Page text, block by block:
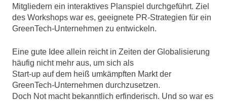
Mitgliedern ein interaktives Planspiel durchgeführt. Ziel
des Workshops war es, geeignete PR-Strategien für ein
GreenTech-Unternehmen zu entwickeln.
Eine gute Idee allein reicht in Zeiten der Globalisierung
häufig nicht mehr aus, um sich als
Start-up auf dem heiß umkämpften Markt der
GreenTech-Unternehmen durchzusetzen.
Doch Not macht bekanntlich erfinderisch. Und so war es